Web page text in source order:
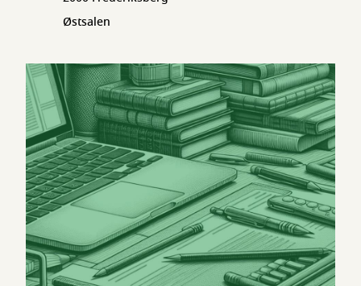
Østsalen